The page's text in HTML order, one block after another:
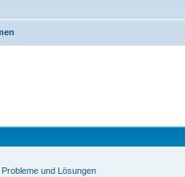
Probleme und Lösungen